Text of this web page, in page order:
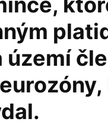
území